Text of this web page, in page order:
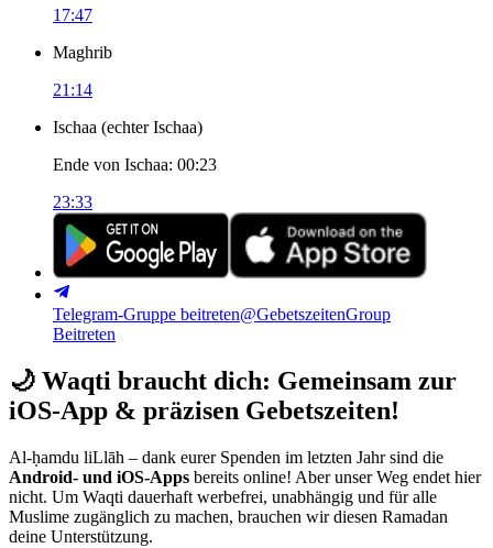
17:47
Maghrib
21:14
Ischaa (echter Ischaa)
Ende von Ischaa: 00:23
23:33
Telegram-Gruppe beitreten@GebetszeitenGroup
Beitreten
🌙 Waqti braucht dich: Gemeinsam zur
iOS-App & präzisen Gebetszeiten!
Al-ḥamdu liLlāh – dank eurer Spenden im letzten Jahr sind die
Android- und iOS-Apps bereits online! Aber unser Weg endet hier
nicht. Um Waqti dauerhaft werbefrei, unabhängig und für alle
Muslime zugänglich zu machen, brauchen wir diesen Ramadan
deine Unterstützung.